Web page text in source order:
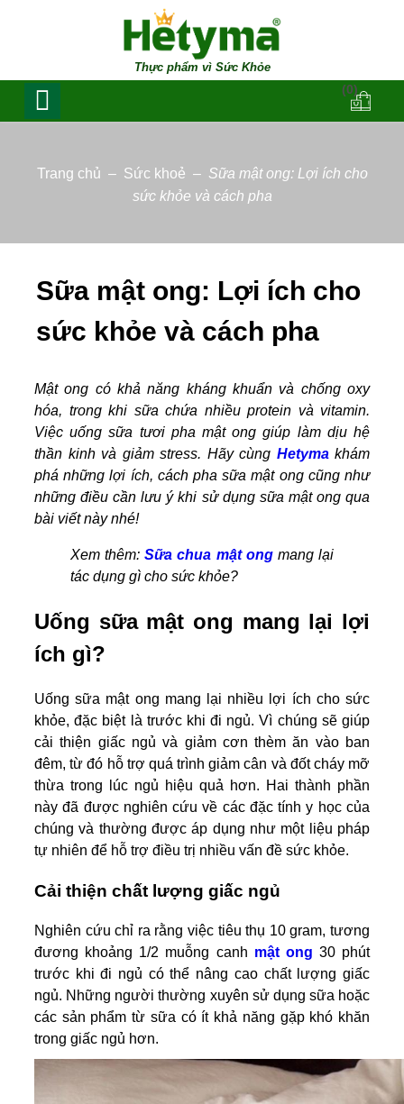
Thực phẩm vì Sức Khỏe
(0)
Trang chủ – Sức khoẻ – Sữa mật ong: Lợi ích cho
sức khỏe và cách pha
Sữa mật ong: Lợi ích cho
sức khỏe và cách pha
Mật ong có khả năng kháng khuẩn và chống oxy
hóa, trong khi sữa chứa nhiều protein và vitamin.
Việc uống sữa tươi pha mật ong giúp làm dịu hệ
thần kinh và giảm stress. Hãy cùng Hetymakhám
phá những lợi ích, cách pha sữa mật ong cũng như
những điều cần lưu ý khi sử dụng sữa mật ong qua
bài viết này nhé!
Xem thêm:Sữa chua mật ongmang lại
tác dụng gì cho sức khỏe?
Uống sữa mật ong mang lại lợi
ích gì?
Uống sữa mật ong mang lại nhiều lợi ích cho sức
khỏe, đặc biệt là trước khi đi ngủ. Vì chúng sẽ giúp
cải thiện giấc ngủ và giảm cơn thèm ăn vào ban
đêm, từ đó hỗ trợ quá trình giảm cân và đốt cháy mỡ
thừa trong lúc ngủ hiệu quả hơn. Hai thành phần
này đã được nghiên cứu về các đặc tính y học của
chúng và thường được áp dụng như một liệu pháp
tự nhiên để hỗ trợ điều trị nhiều vấn đề sức khỏe.
Cải thiện chất lượng giấc ngủ
Nghiên cứu chỉ ra rằng việc tiêu thụ 10 gram, tương
đương khoảng 1/2 muỗng canh mật ong 30 phút
trước khi đi ngủ có thể nâng cao chất lượng giấc
ngủ. Những người thường xuyên sử dụng sữa hoặc
các sản phẩm từ sữa có ít khả năng gặp khó khăn
trong giấc ngủ hơn.